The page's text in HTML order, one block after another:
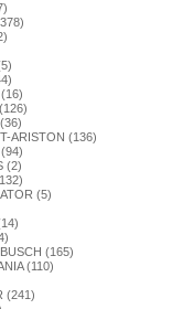
ARISTON (136)
(2)
(5)
(165)
(110)
(241)